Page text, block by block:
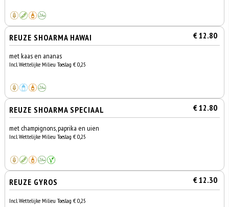
REUZE SHOARMA HAWAI € 12.80
met kaas en ananas
Incl. Wettelijke Milieu Toeslag € 0,25
REUZE SHOARMA SPECIAAL € 12.80
met champignons, paprika en uien
Incl. Wettelijke Milieu Toeslag € 0,25
REUZE GYROS € 12.30
Incl. Wettelijke Milieu Toeslag € 0,25